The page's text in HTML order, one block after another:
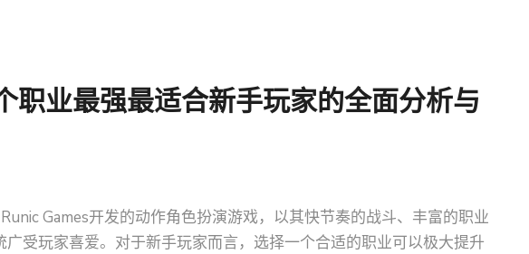
职业最强最适合新手玩家的全面分析与
Games开发的动作角色扮演游戏，以其快节奏的战斗、丰富的职业
广受玩家喜爱。对于新手玩家而言，选择一个合适的职业可以极大提升